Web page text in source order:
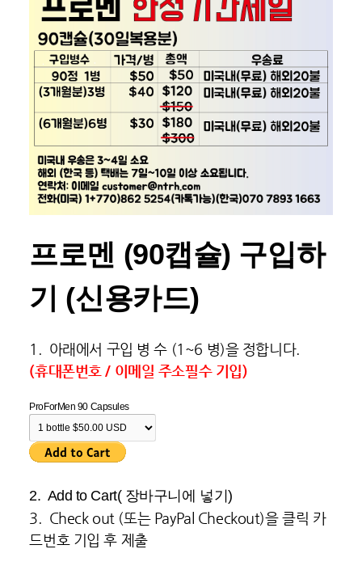
프로멘 (90캡슐) 구입하
기 (신용카드)
1. 아래에서 구입 병 수 (1~6 병)을 정합니다.
(휴대폰번호 / 이메일 주소필수 기입)
ProForMen 90 Capsules
2. Add to Cart( 장바구니에 넣기)
3. Check out (또는 PayPal Checkout)을 클릭 카
드번호 기입 후 제출